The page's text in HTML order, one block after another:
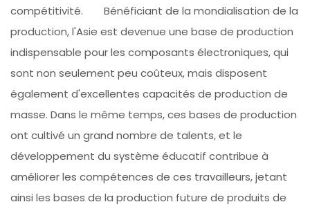
compétitivité. Bénéficiant de la mondialisation de la
production, l'Asie est devenue une base de production
indispensable pour les composants électroniques, qui
sont non seulement peu coûteux, mais disposent
également d'excellentes capacités de production de
masse. Dans le même temps, ces bases de production
ont cultivé un grand nombre de talents, et le
développement du système éducatif contribue à
améliorer les compétences de ces travailleurs, jetant
ainsi les bases de la production future de produits de